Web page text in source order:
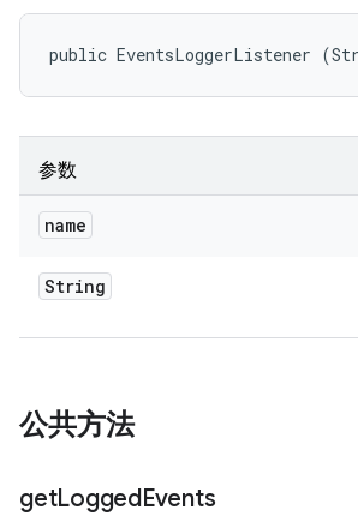
public EventsLoggerListener
参数
name
String
公共方法
getLoggedEvents